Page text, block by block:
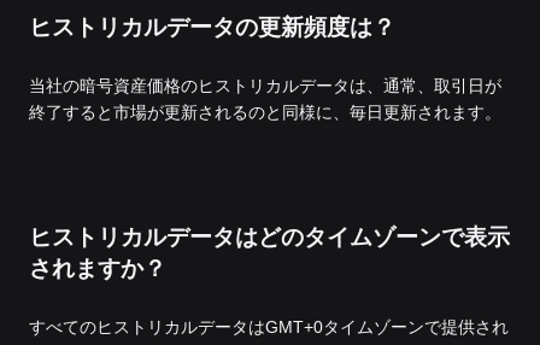
ヒストリカルデータの更新頻度は？
当社の暗号資産価格のヒストリカルデータは、通常、取引日が
終了すると市場が更新されるのと同様に、毎日更新されます。
ヒストリカルデータはどのタイムゾーンで表示
されますか？
すべてのヒストリカルデータはGMT+0タイムゾーンで提供され